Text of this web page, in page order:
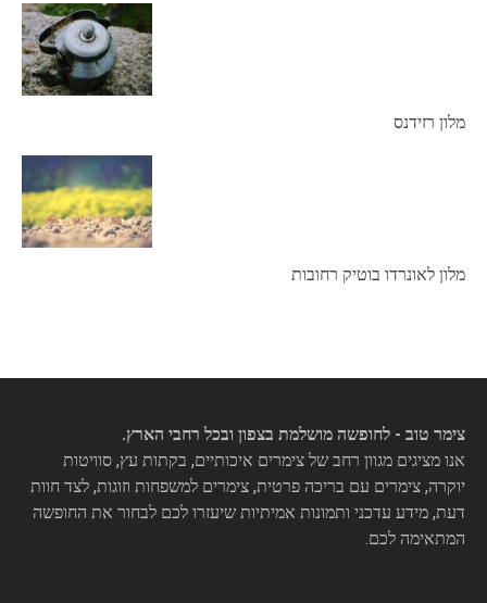
מלון רזידנס
מלון לאונרדו בוטיק רחובות
צימר טוב - לחופשה מושלמת בצפון ובכל רחבי הארץ.
אנו מציגים מגוון רחב של צימרים איכותיים, בקתות עץ, סוויטות
יוקרה, צימרים עם בריכה פרטית, צימרים למשפחות וזוגות, לצד חוות
דעת, מידע עדכני ותמונות אמיתיות שיעזרו לכם לבחור את החופשה
המתאימה לכם.